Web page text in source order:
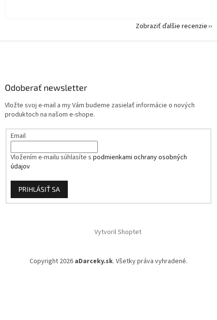
Zobraziť ďalšie recenzie
Odoberať newsletter
Vložte svoj e-mail a my Vám budeme zasielať informácie o nových
produktoch na našom e-shope.
Email
Vložením e-mailu súhlasíte s podmienkami ochrany osobných
údajov
PRIHLÁSIŤ SA
Vytvoril Shoptet
Copyright 2026 aDarceky.sk. Všetky práva vyhradené.